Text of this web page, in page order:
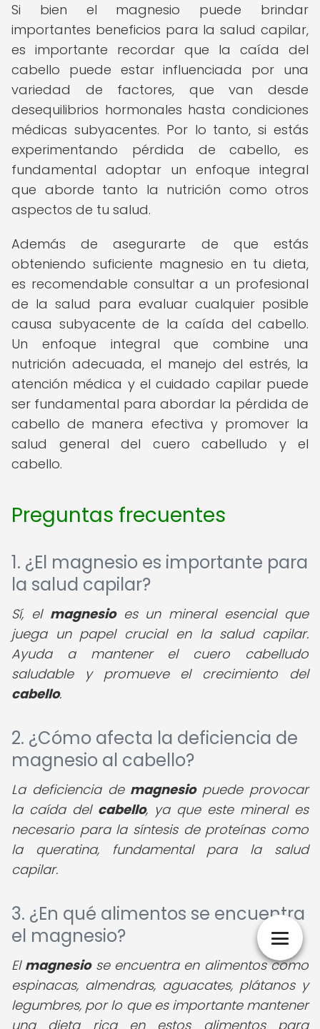
Si bien el magnesio puede brindar
importantes beneficios para la salud capilar,
es importante recordar que la caída del
cabello puede estar influenciada por una
variedad de factores, que van desde
desequilibrios hormonales hasta condiciones
médicas subyacentes. Por lo tanto, si estás
experimentando pérdida de cabello, es
fundamental adoptar un enfoque integral
que aborde tanto la nutrición como otros
aspectos de tu salud.
Además de asegurarte de que estás
obteniendo suficiente magnesio en tu dieta,
es recomendable consultar a un profesional
de la salud para evaluar cualquier posible
causa subyacente de la caída del cabello.
Un enfoque integral que combine una
nutrición adecuada, el manejo del estrés, la
atención médica y el cuidado capilar puede
ser fundamental para abordar la pérdida de
cabello de manera efectiva y promover la
salud general del cuero cabelludo y el
cabello.
Preguntas frecuentes
1. ¿El magnesio es importante para
la salud capilar?
Sí, el magnesioes un mineral esencial que
juega un papel crucial en la salud capilar.
Ayuda a mantener el cuero cabelludo
saludable y promueve el crecimiento del
cabello.
2. ¿Cómo afecta la deficiencia de
magnesio al cabello?
La deficiencia de magnesiopuede provocar
la caída del cabello, ya que este mineral es
necesario para la síntesis de proteínas como
la queratina, fundamental para la salud
capilar.
3. ¿En qué alimentos se encuentra
el magnesio?
El magnesiose encuentra en alimentos como
espinacas, almendras, aguacates, plátanos y
legumbres, por lo que es importante mantener
una dieta rica en estos alimentos para